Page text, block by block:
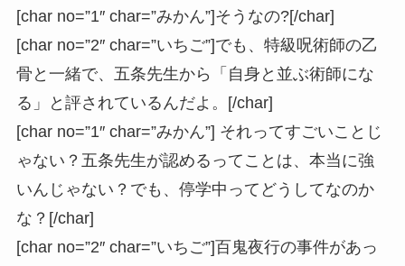
[char no=”1″ char=”みかん”]そうなの?[/char]
[char no=”2″ char=”いちご”]でも、特級呪術師の乙
骨と一緒で、五条先生から「自身と並ぶ術師にな
る」と評されているんだよ。[/char]
[char no=”1″ char=”みかん”] それってすごいことじ
ゃない？五条先生が認めるってことは、本当に強
いんじゃない？でも、停学中ってどうしてなのか
な？[/char]
[char no=”2″ char=”いちご”]百鬼夜行の事件があっ